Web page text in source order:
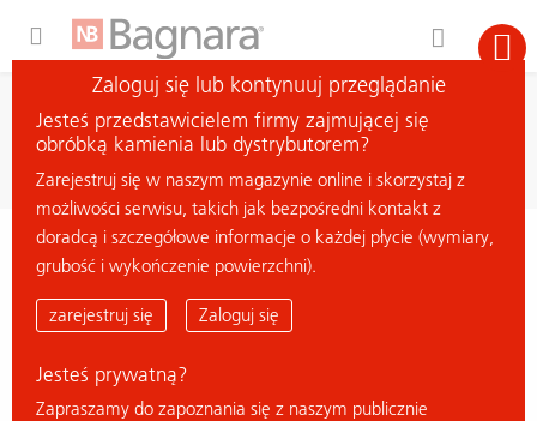
szukaj materiału
< powrót do przeglądu
LAGUNA SILVER
Zaloguj się lub kontynuuj przeglądanie
Jesteś przedstawicielem firmy zajmującej się
obróbką kamienia lub dystrybutorem?
Zarejestruj się w naszym magazynie online i skorzystaj z
możliwości serwisu, takich jak bezpośredni kontakt z
doradcą i szczegółowe informacje o każdej płycie (wymiary,
grubość i wykończenie powierzchni).
zarejestruj się Zaloguj się
Jesteś prywatną?
Zapraszamy do zapoznania się z naszym publicznie